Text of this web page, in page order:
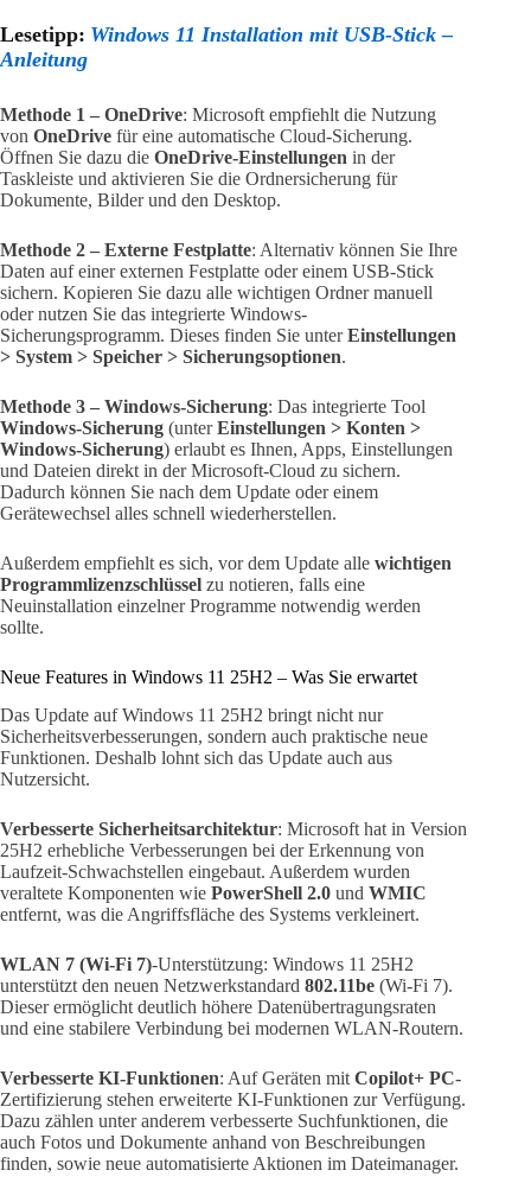
Lesetipp: Windows 11 Installation mit USB-Stick –
Anleitung
Methode 1 – OneDrive: Microsoft empfiehlt die Nutzung
von OneDrive für eine automatische Cloud-Sicherung.
Öffnen Sie dazu die OneDrive-Einstellungen in der
Taskleiste und aktivieren Sie die Ordnersicherung für
Dokumente, Bilder und den Desktop.
Methode 2 – Externe Festplatte: Alternativ können Sie Ihre
Daten auf einer externen Festplatte oder einem USB-Stick
sichern. Kopieren Sie dazu alle wichtigen Ordner manuell
oder nutzen Sie das integrierte Windows-
Sicherungsprogramm. Dieses finden Sie unterEinstellungen
> System > Speicher > Sicherungsoptionen.
Methode 3 – Windows-Sicherung: Das integrierte Tool
Windows-Sicherung (unterEinstellungen > Konten >
Windows-Sicherung) erlaubt es Ihnen, Apps, Einstellungen
und Dateien direkt in der Microsoft-Cloud zu sichern.
Dadurch können Sie nach dem Update oder einem
Gerätewechsel alles schnell wiederherstellen.
Außerdem empfiehlt es sich, vor dem Update alle wichtigen
Programmlizenzschlüssel zu notieren, falls eine
Neuinstallation einzelner Programme notwendig werden
sollte.
Neue Features in Windows 11 25H2 – Was Sie erwartet
Das Update auf Windows 11 25H2 bringt nicht nur
Sicherheitsverbesserungen, sondern auch praktische neue
Funktionen. Deshalb lohnt sich das Update auch aus
Nutzersicht.
Verbesserte Sicherheitsarchitektur: Microsoft hat in Version
25H2 erhebliche Verbesserungen bei der Erkennung von
Laufzeit-Schwachstellen eingebaut. Außerdem wurden
veraltete Komponenten wie PowerShell 2.0 und WMIC
entfernt, was die Angriffsfläche des Systems verkleinert.
WLAN 7 (Wi-Fi 7)-Unterstützung: Windows 11 25H2
unterstützt den neuen Netzwerkstandard 802.11be (Wi-Fi 7).
Dieser ermöglicht deutlich höhere Datenübertragungsraten
und eine stabilere Verbindung bei modernen WLAN-Routern.
Verbesserte KI-Funktionen: Auf Geräten mit Copilot+ PC-
Zertifizierung stehen erweiterte KI-Funktionen zur Verfügung.
Dazu zählen unter anderem verbesserte Suchfunktionen, die
auch Fotos und Dokumente anhand von Beschreibungen
finden, sowie neue automatisierte Aktionen im Dateimanager.